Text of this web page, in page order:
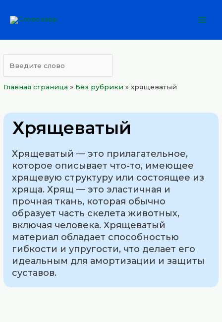
Главная страница » Без рубрики »хрящеватый
Хрящеватый
Хрящеватый — это прилагательное,
которое описывает что-то, имеющее
хрящевую структуру или состоящее из
хряща. Хрящ — это эластичная и
прочная ткань, которая обычно
образует часть скелета животных,
включая человека. Хрящеватый
материал обладает способностью
гибкости и упругости, что делает его
идеальным для амортизации и защиты
суставов.